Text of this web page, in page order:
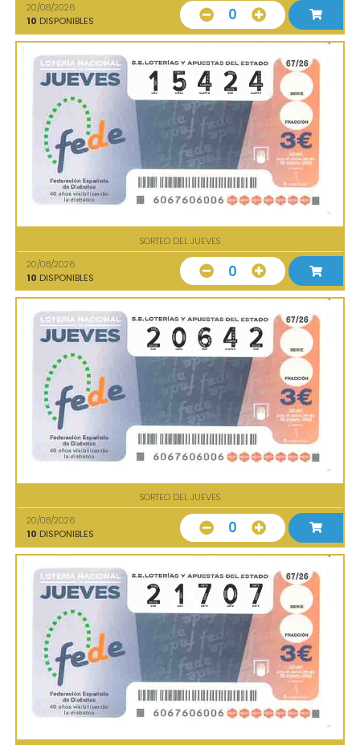
20/08/2026
10 DISPONIBLES 0
SORTEO DEL JUEVES
20/08/2026
10 DISPONIBLES 0
SORTEO DEL JUEVES
20/08/2026
10 DISPONIBLES 0